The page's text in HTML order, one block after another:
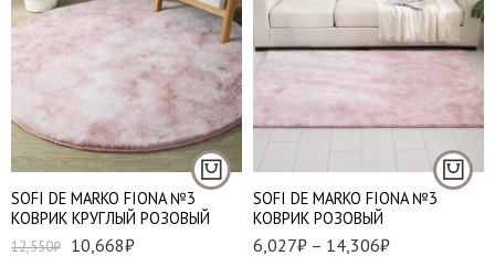
SOFI DE MARKO FIONA №3
КОВРИК КРУГЛЫЙ РОЗОВЫЙ
12,550₽ 10,668₽
150*150 см
SOFI DE MARKO FIONA №3
КОВРИК РОЗОВЫЙ
6,027₽ – 14,306₽
Набор (50*70 см и
60*100 см)
80*120 см
120*180 см